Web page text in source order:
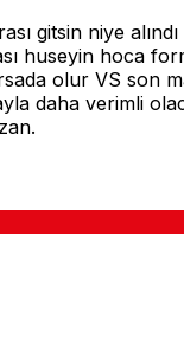
gitsin niye
huseyin hoca
olur VS son
daha verimli